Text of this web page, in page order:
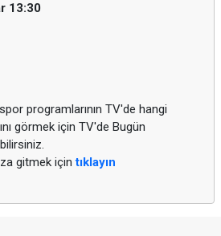
13:30
programlarının TV'de hangi
görmek için TV'de Bugün
gitmek içintıklayın